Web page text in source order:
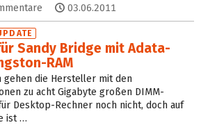
03.06.2011
Sandy Bridge mit Adata-
RAM
gehen die Hersteller mit den
zu acht Gigabyte großen DIMM-
Desktop-Rechner noch nicht, doch auf
ist …